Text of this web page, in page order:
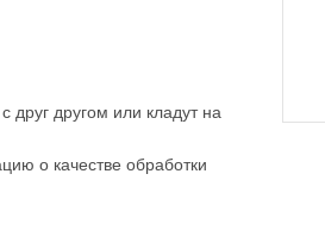
другом или кладут на
о качестве обработки